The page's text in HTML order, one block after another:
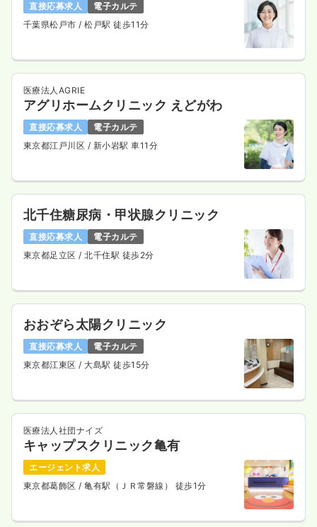
直接応募求人
電子カルテ
千葉県松戸市 / 松戸駅 徒歩11分
医療法人AGRIE
アグリホームクリニック えどがわ
直接応募求人
電子カルテ
東京都江戸川区 / 新小岩駅 車11分
北千住糖尿病・甲状腺クリニック
直接応募求人
電子カルテ
東京都足立区 / 北千住駅 徒歩2分
おおぞら太陽クリニック
直接応募求人
電子カルテ
東京都江東区 / 大島駅 徒歩15分
医療法人社団ナイズ
キャップスクリニック亀有
エージェント求人
東京都葛飾区 / 亀有駅（ＪＲ常磐線） 徒歩1分